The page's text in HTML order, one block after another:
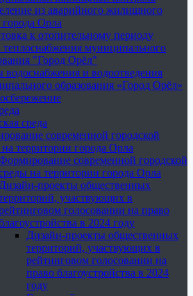
из аварийного жилищного
Орла
к отопительному периоду
муниципального
"Город Орёл"
и водоотведения
образования «Город Орёл»
среда
современной городской
территории города Орла
современной городской
на территории города Орла
Дизайн-проекты общественных
участвующих в
голосовании на право
в 2024 году
Дизайн-проекты общественных
территорий, участвующих в
рейтинговом голосовании на
право благоустройства в 2024
году